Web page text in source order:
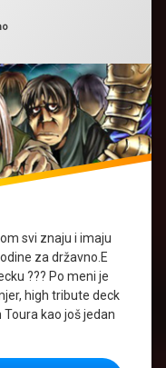
2016
svi znaju i imaju
za državno.E
??? Po meni je
high tribute deck
kao još jedan